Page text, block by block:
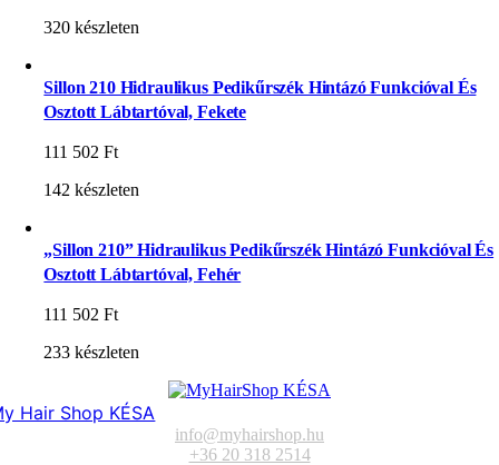
320 készleten
Sillon 210 Hidraulikus Pedikűrszék Hintázó Funkcióval És
Osztott Lábtartóval, Fekete
111 502Ft
142 készleten
„Sillon 210” Hidraulikus Pedikűrszék Hintázó Funkcióval És
Osztott Lábtartóval, Fehér
111 502Ft
233 készleten
Hair Shop KÉSA
info@myhairshop.hu
+36 20 318 2514